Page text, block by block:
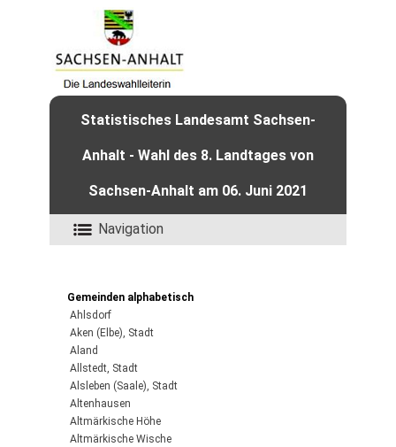
Statistisches Landesamt Sachsen-
Anhalt - Wahl des 8. Landtages von
Sachsen-Anhalt am 06. Juni 2021
Navigation
Gemeinden alphabetisch
Ahlsdorf
Aken (Elbe), Stadt
Aland
Allstedt, Stadt
Alsleben (Saale), Stadt
Altenhausen
Altmärkische Höhe
Altmärkische Wische